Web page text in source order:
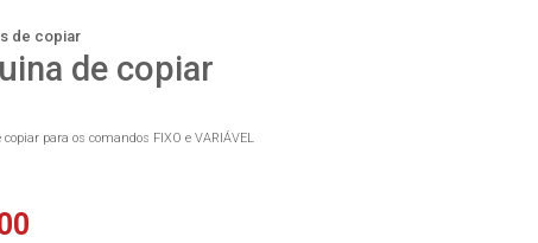
de copiar
de copiar
para os comandos FIXO e VARIÁVEL